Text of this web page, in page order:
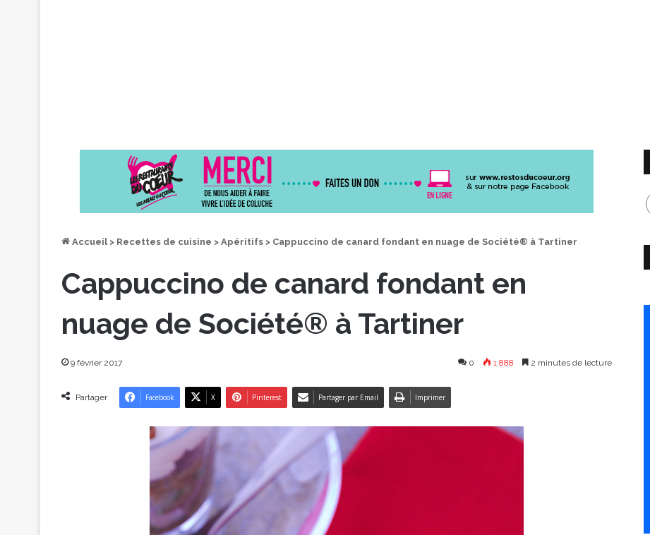
Accueil > Recettes de cuisine > Apéritifs > Cappuccino de canard fondant en nuage de Société® à Tartiner
Cappuccino de canard fondant en
nuage de Société® à Tartiner
9 février 2017 0 1 888 2 minutes de lecture
Partager Facebook X Pinterest Partager par Email Imprimer